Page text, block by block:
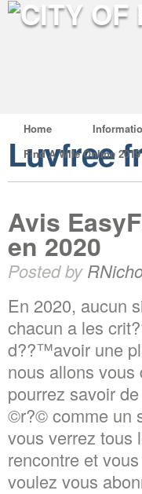
Home
Find A Wife Online 2019
Luvfree
Avis
en 2020
Posted by
En 2020, aucun
chacun a les
d??™avoir une
nous allons
pourrez savoir
©r?© comme un
vous verrez tous
rencontre et
voulez vous